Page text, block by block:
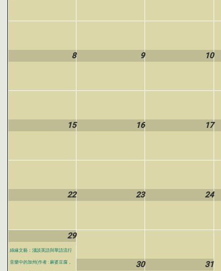
8 9 10
15 16 17
22 23 24
29
綠緣文藝：淺談英語與華語流行
音樂中的加州(作者 : 麻婆豆腐， 30 31